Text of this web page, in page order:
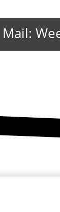
Mail: